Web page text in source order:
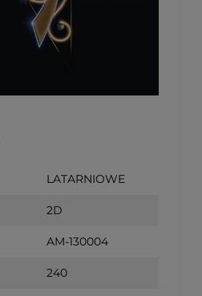
LATARNIOWE
2D
AM-130004
240